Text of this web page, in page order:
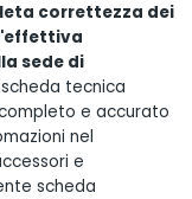
correttezza dei
sede di
tecnica
e accurato
nel
e
scheda